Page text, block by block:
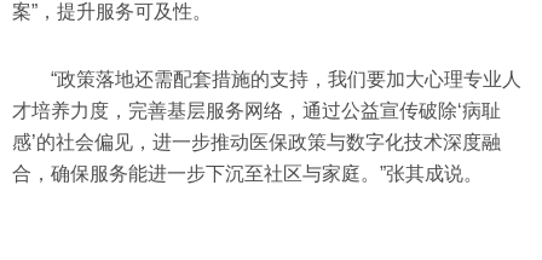
案”，提升服务可及性。
“政策落地还需配套措施的支持，我们要加大心理专业人
才培养力度，完善基层服务网络，通过公益宣传破除‘病耻
感’的社会偏见，进一步推动医保政策与数字化技术深度融
合，确保服务能进一步下沉至社区与家庭。”张其成说。